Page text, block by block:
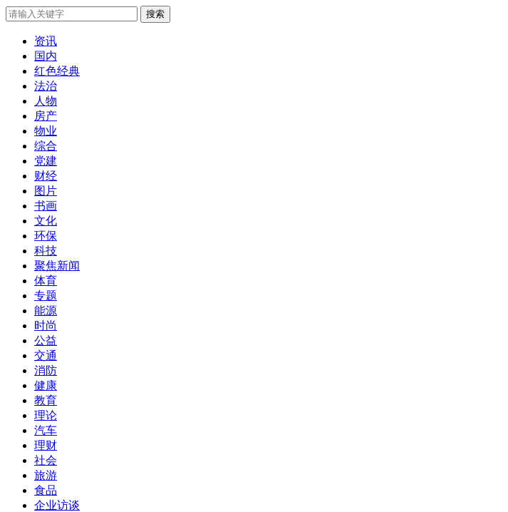
搜索
资讯
国内
红色经典
法治
人物
房产
物业
综合
党建
财经
图片
书画
文化
环保
科技
聚焦新闻
体育
专题
能源
时尚
公益
交通
消防
健康
教育
理论
汽车
理财
社会
旅游
食品
企业访谈